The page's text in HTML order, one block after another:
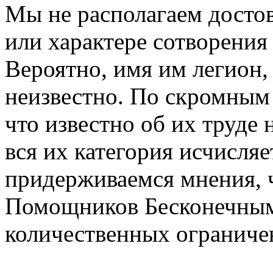
Мы не располагаем
или характере
Вероятно, имя им
неизвестно. По
что известно об их труде
вся их категория
придерживаемся мнения,
Помощников
количественных